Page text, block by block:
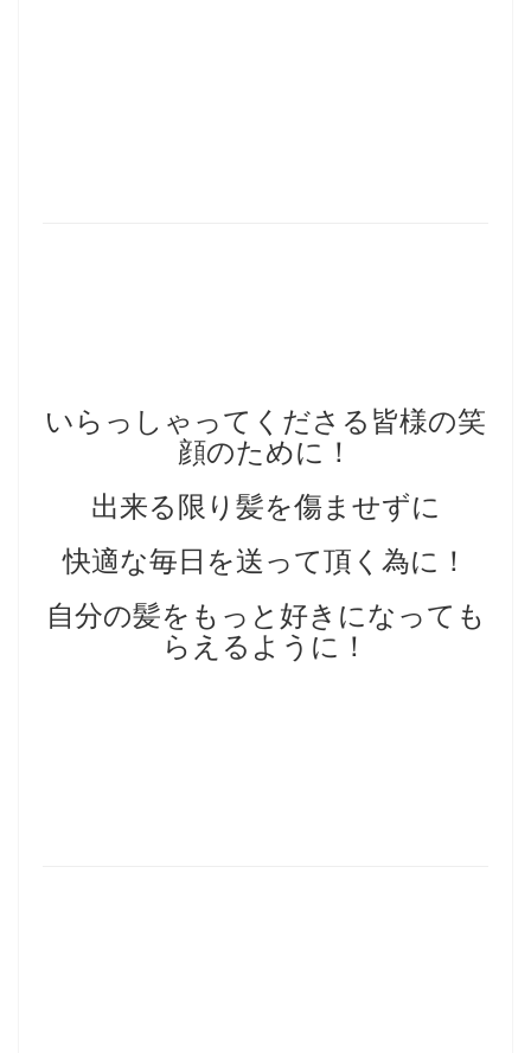
いらっしゃってくださる皆様の笑
顔のために！
出来る限り髪を傷ませずに
快適な毎日を送って頂く為に！
自分の髪をもっと好きになっても
らえるように！